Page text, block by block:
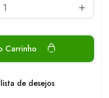
Carrinho
de desejos